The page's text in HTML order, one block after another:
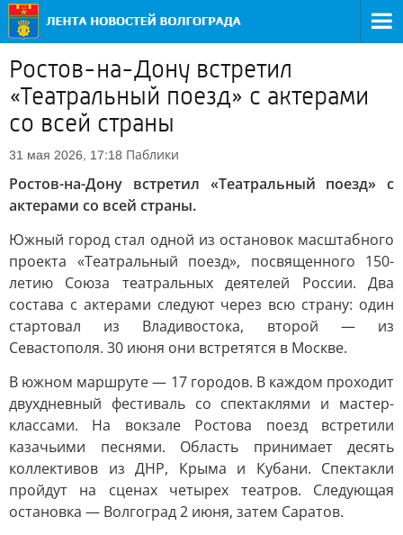
Ростов-на-Дону встретил
«Театральный поезд» с актерами
со всей страны
31 мая 2026, 17:18 Паблики
Ростов-на-Дону встретил «Театральный поезд» с
актерами со всей страны.
Южный город стал одной из остановок масштабного
проекта «Театральный поезд», посвященного 150-
летию Союза театральных деятелей России. Два
состава с актерами следуют через всю страну: один
стартовал из Владивостока, второй — из
Севастополя. 30 июня они встретятся в Москве.
В южном маршруте — 17 городов. В каждом проходит
двухдневный фестиваль со спектаклями и мастер-
классами. На вокзале Ростова поезд встретили
казачьими песнями. Область принимает десять
коллективов из ДНР, Крыма и Кубани. Спектакли
пройдут на сценах четырех театров. Следующая
остановка — Волгоград 2 июня, затем Саратов.